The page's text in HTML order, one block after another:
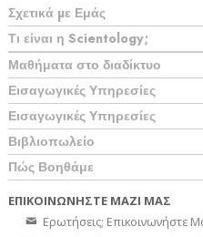
Σχετικά µε Εμάς
Τι είναι η Scientology;
Μαθήματα στο διαδίκτυο
Εισαγωγικές Υπηρεσίες
Εισαγωγικές Υπηρεσίες
Βιβλιοπωλείο
Πώς Βοηθάμε
ΕΠΙΚΟΙΝΩΝΗΣΤΕ ΜΑΖΙ ΜΑΣ
Ερωτήσεις; Επικοινωνήστε